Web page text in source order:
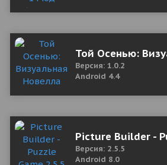
Той Осенью:
Версия: 1.0.2
Android 4.4
Picture Builder -
Версия: 2.5.5
Android 8.0